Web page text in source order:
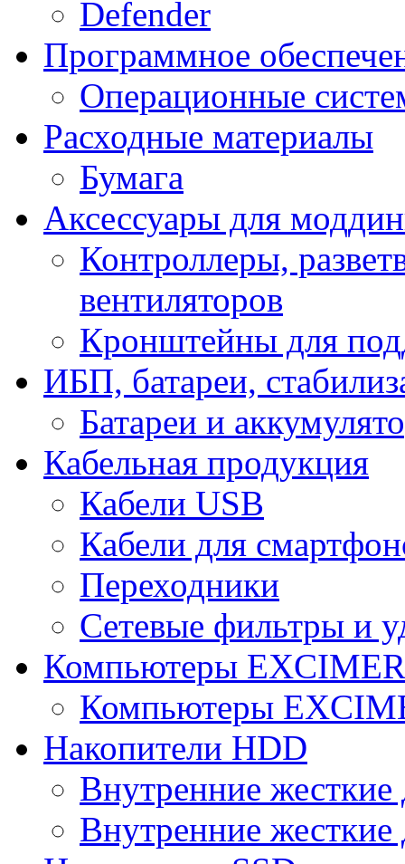
Defender
Программное
Операционные
Расходные материалы
Бумага
Аксессуары для
Контроллеры,
вентиляторов
Кронштейны для
ИБП, батареи,
Батареи и
Кабельная продукция
Кабели USB
Кабели для
Переходники
Сетевые фильтры и
Компьютеры
Компьютеры
Накопители HDD
Внутренние
Внутренние